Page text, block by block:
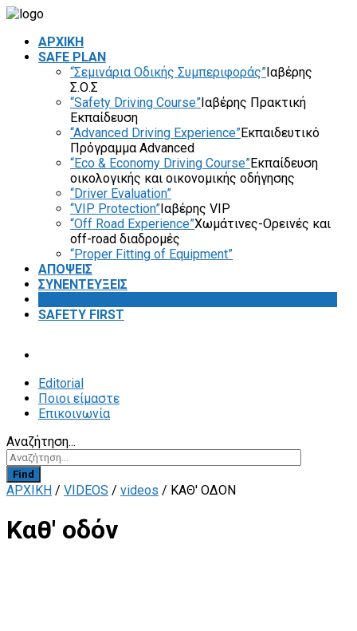
ΑΡΧΙΚΗ
SAFE PLAN
“Σεμινάρια Οδικής Συμπεριφοράς”Ιαβέρης
Σ.Ο.Σ
“Safety Driving Course”Ιαβέρης Πρακτική
Εκπαίδευση
“Advanced Driving Experience”Εκπαιδευτικό
Πρόγραμμα Advanced
“Eco & Economy Driving Course”Εκπαίδευση
οικολογικής και οικονομικής οδήγησης
“Driver Evaluation”
“VIP Protection”Ιαβέρης VIP
“Off Road Experience”Χωμάτινες-Ορεινές και
off-road διαδρομές
“Proper Fitting of Equipment”
ΑΠΟΨΕΙΣ
ΣΥΝΕΝΤΕΥΞΕΙΣ
SAFETY FIRST
Editorial
Ποιοι είμαστε
Επικοινωνία
Αναζήτηση...
Find
ΑΡΧΙΚΗ / VIDEOS / videos / ΚΑΘ' ΟΔΌΝ
Καθ' οδόν